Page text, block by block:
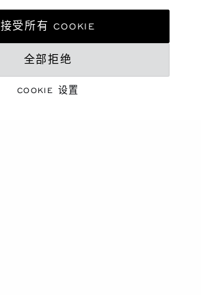
COOKIE 设置
全部拒绝
接受所有 COOKIE